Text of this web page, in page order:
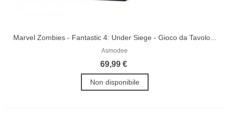
Marvel Zombies - Fantastic 4: Under Siege - Gioco da Tavolo...
Asmodee
69,99 €
Non disponibile